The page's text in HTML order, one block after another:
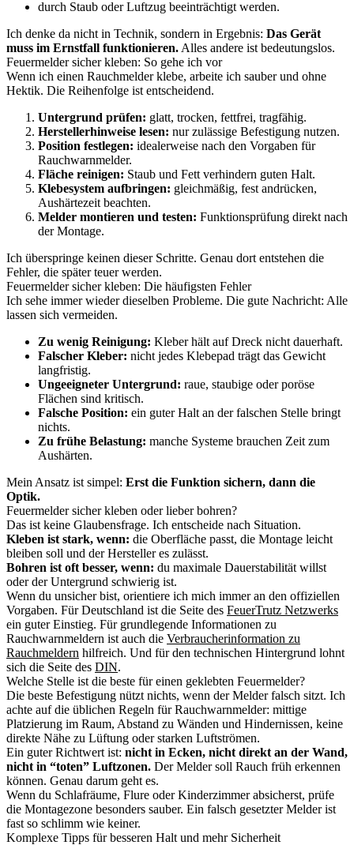
durch Staub oder Luftzug beeinträchtigt werden.
Ich denke da nicht in Technik, sondern in Ergebnis: Das Gerät
muss im Ernstfall funktionieren. Alles andere ist bedeutungslos.
Feuermelder sicher kleben: So gehe ich vor
Wenn ich einen Rauchmelder klebe, arbeite ich sauber und ohne
Hektik. Die Reihenfolge ist entscheidend.
Untergrund prüfen: glatt, trocken, fettfrei, tragfähig.
Herstellerhinweise lesen: nur zulässige Befestigung nutzen.
Position festlegen: idealerweise nach den Vorgaben für
Rauchwarnmelder.
Fläche reinigen: Staub und Fett verhindern guten Halt.
Klebesystem aufbringen: gleichmäßig, fest andrücken,
Aushärtezeit beachten.
Melder montieren und testen: Funktionsprüfung direkt nach
der Montage.
Ich überspringe keinen dieser Schritte. Genau dort entstehen die
Fehler, die später teuer werden.
Feuermelder sicher kleben: Die häufigsten Fehler
Ich sehe immer wieder dieselben Probleme. Die gute Nachricht: Alle
lassen sich vermeiden.
Zu wenig Reinigung: Kleber hält auf Dreck nicht dauerhaft.
Falscher Kleber: nicht jedes Klebepad trägt das Gewicht
langfristig.
Ungeeigneter Untergrund: raue, staubige oder poröse
Flächen sind kritisch.
Falsche Position: ein guter Halt an der falschen Stelle bringt
nichts.
Zu frühe Belastung: manche Systeme brauchen Zeit zum
Aushärten.
Mein Ansatz ist simpel: Erst die Funktion sichern, dann die
Optik.
Feuermelder sicher kleben oder lieber bohren?
Das ist keine Glaubensfrage. Ich entscheide nach Situation.
Kleben ist stark, wenn: die Oberfläche passt, die Montage leicht
bleiben soll und der Hersteller es zulässt.
Bohren ist oft besser, wenn: du maximale Dauerstabilität willst
oder der Untergrund schwierig ist.
Wenn du unsicher bist, orientiere ich mich immer an den offiziellen
Vorgaben. Für Deutschland ist die Seite des FeuerTrutz Netzwerks
ein guter Einstieg. Für grundlegende Informationen zu
Rauchwarnmeldern ist auch die Verbraucherinformation zu
Rauchmeldern hilfreich. Und für den technischen Hintergrund lohnt
sich die Seite des DIN.
Welche Stelle ist die beste für einen geklebten Feuermelder?
Die beste Befestigung nützt nichts, wenn der Melder falsch sitzt. Ich
achte auf die üblichen Regeln für Rauchwarnmelder: mittige
Platzierung im Raum, Abstand zu Wänden und Hindernissen, keine
direkte Nähe zu Lüftung oder starken Luftströmen.
Ein guter Richtwert ist: nicht in Ecken, nicht direkt an der Wand,
nicht in “toten” Luftzonen. Der Melder soll Rauch früh erkennen
können. Genau darum geht es.
Wenn du Schlafräume, Flure oder Kinderzimmer absicherst, prüfe
die Montagezone besonders sauber. Ein falsch gesetzter Melder ist
fast so schlimm wie keiner.
Komplexe Tipps für besseren Halt und mehr Sicherheit